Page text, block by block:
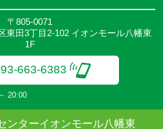
〒805-0071
東田3丁目2-102 イオンモール八幡東
1F
663-6383
20:00
ンターイオンモール八幡東